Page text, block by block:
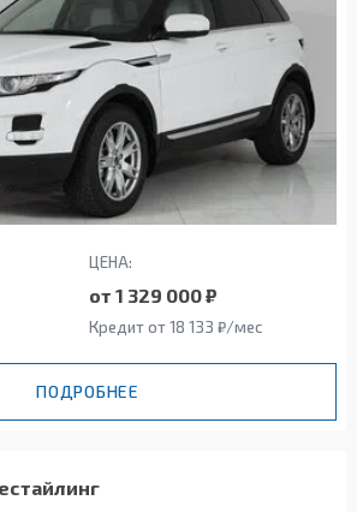
ЦЕНА:
от 1 329 000 ₽
Кредит от 18 133 ₽/мес
ПОДРОБНЕЕ